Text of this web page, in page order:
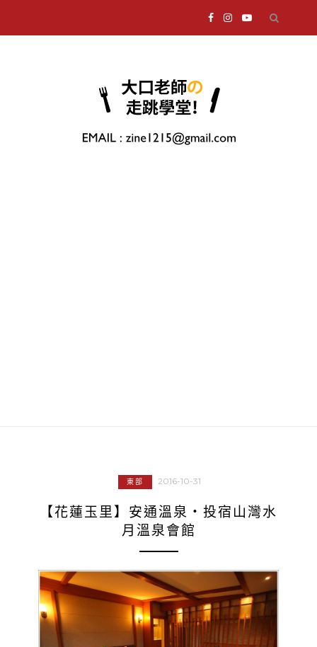
東部 2016-10-31
【花蓮玉里】安通溫泉‧投宿山灣水
月溫泉會館